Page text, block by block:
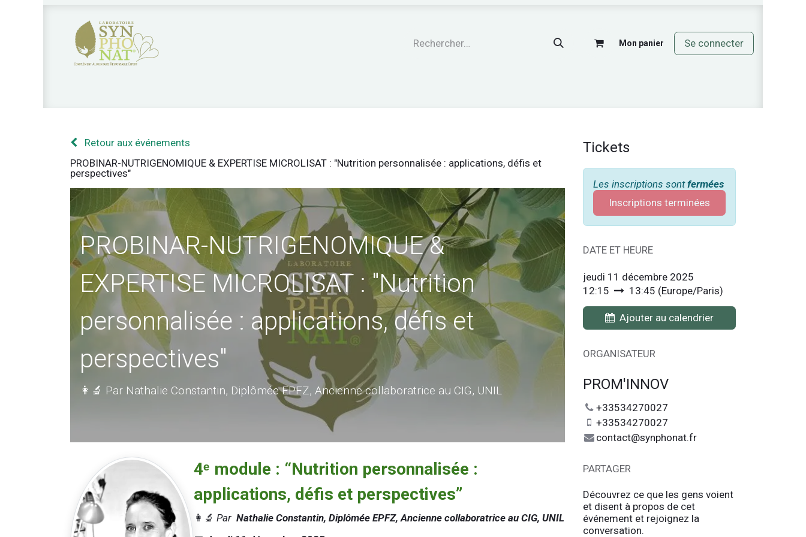
Mon panier Se connecter
Retour aux événements
PROBINAR-NUTRIGENOMIQUE & EXPERTISE MICROLISAT : "Nutrition personnalisée : applications, défis et
perspectives"
PROBINAR-NUTRIGENOMIQUE &
EXPERTISE MICROLISAT : "Nutrition
personnalisée : applications, défis et
perspectives"
👩‍🔬 Par Nathalie Constantin, Diplômée EPFZ, Ancienne collaboratrice au CIG, UNIL
4ᵉ module : “Nutrition personnalisée :
applications, défis et perspectives”
👩‍🔬ParNathalie Constantin, Diplômée EPFZ, Ancienne collaboratrice au CIG, UNIL
Tickets
Les inscriptions sontfermées
Inscriptions terminées
DATE ET HEURE
jeudi 11 décembre 2025
12:15
13:45 (Europe/Paris)
Ajouter au calendrier
ORGANISATEUR
PROM'INNOV
+33534270027
+33534270027
contact@synphonat.fr
PARTAGER
Découvrez ce que les gens voient
et disent à propos de cet
événement et rejoignez la
conversation.